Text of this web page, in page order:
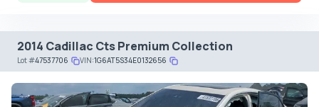
2014 Cadillac Cts Premium Collection
Lot#47537706 VIN:1G6AT5S34E0132656